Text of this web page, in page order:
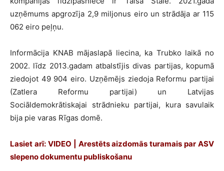
uzņēmums apgrozīja 2,9 miljonus eiro un strādāja ar 115
062 eiro peļņu.
Informācija KNAB mājaslapā liecina, ka Trubko laikā no
2002. līdz 2013.gadam atbalstījis divas partijas, kopumā
ziedojot 49 904 eiro. Uzņēmējs ziedoja Reformu partijai
(Zatlera Reformu partijai) un Latvijas
Sociāldemokrātiskajai strādnieku partijai, kura savulaik
bija pie varas Rīgas domē.
Lasiet arī: VIDEO | Arestēts aizdomās turamais par ASV
slepeno dokumentu publiskošanu